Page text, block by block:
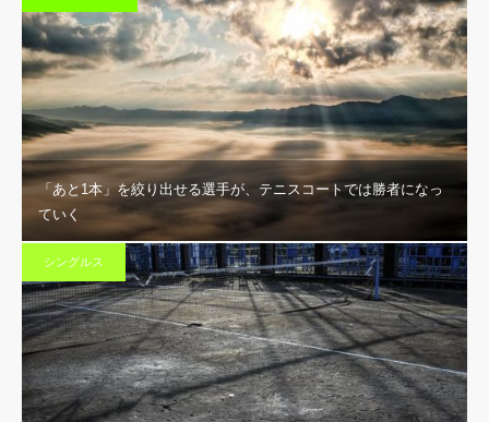
「あと1本」を絞り出せる選手が、テニスコートでは勝者になっ
ていく
シングルス